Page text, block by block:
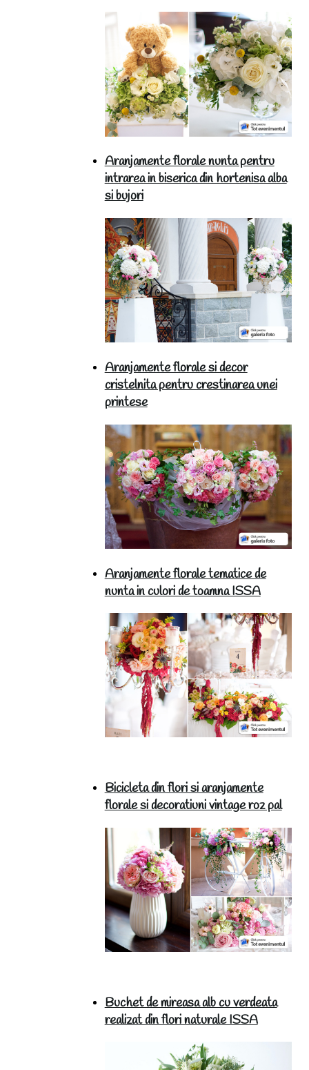
Aranjamente florale nunta pentru
intrarea in biserica din hortenisa alba
si bujori
Aranjamente florale si decor
cristelnita pentru crestinarea unei
printese
Aranjamente florale tematice de
nunta in culori de toamna ISSA
Bicicleta din flori si aranjamente
florale si decoratiuni vintage roz pal
Buchet de mireasa alb cu verdeata
realizat din flori naturale ISSA